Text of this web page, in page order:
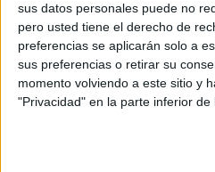
sus datos personales puede no
pero usted tiene el derecho de
preferencias se aplicarán solo a
sus preferencias o retirar su
momento volviendo a este sitio y
"Privacidad" en la parte inferior de